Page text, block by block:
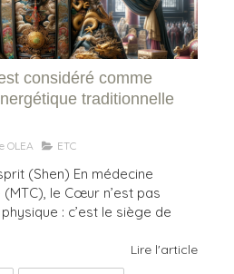
considéré comme
traditionnelle
OLEA ETC
(Shen) En médecine
le Cœur n’est pas
: c’est le siège de
Lire l'article